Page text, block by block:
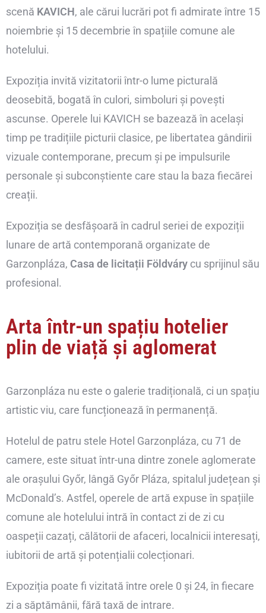
scenă KAVICH, ale cărui lucrări pot fi admirate între 15
noiembrie și 15 decembrie în spațiile comune ale
hotelului.
Expoziția invită vizitatorii într-o lume picturală
deosebită, bogată în culori, simboluri și povești
ascunse. Operele lui KAVICH se bazează în același
timp pe tradițiile picturii clasice, pe libertatea gândirii
vizuale contemporane, precum și pe impulsurile
personale și subconștiente care stau la baza fiecărei
creații.
Expoziția se desfășoară în cadrul seriei de expoziții
lunare de artă contemporană organizate de
Garzonpláza, Casa de licitații Földváry cu sprijinul său
profesional.
Arta într-un spațiu hotelier
plin de viață și aglomerat
Garzonpláza nu este o galerie tradițională, ci un spațiu
artistic viu, care funcționează în permanență.
Hotelul de patru stele Hotel Garzonpláza, cu 71 de
camere, este situat într-una dintre zonele aglomerate
ale orașului Győr, lângă Győr Pláza, spitalul județean și
McDonald’s. Astfel, operele de artă expuse în spațiile
comune ale hotelului intră în contact zi de zi cu
oaspeții cazați, călătorii de afaceri, localnicii interesați,
iubitorii de artă și potențialii colecționari.
Expoziția poate fi vizitată între orele 0 și 24, în fiecare
zi a săptămânii, fără taxă de intrare.